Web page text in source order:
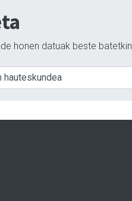
honen datuak beste batetkin